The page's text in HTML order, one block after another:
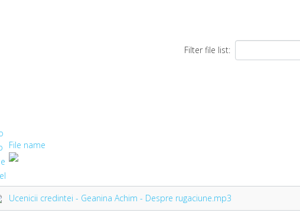
Filter file list:
File name
Ucenicii credintei - Geanina Achim - Despre rugaciune.mp3